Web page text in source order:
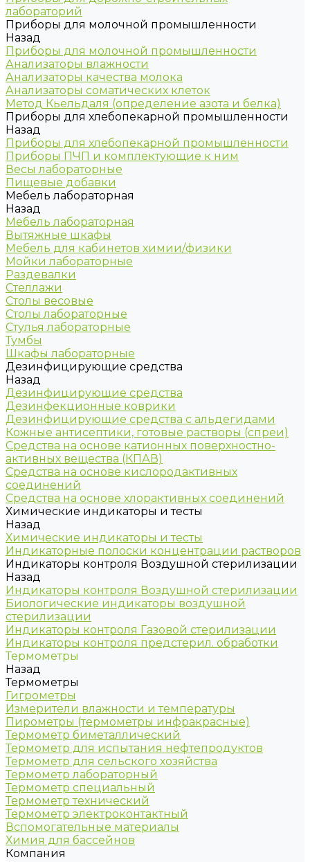
лабораторий
Приборы для молочной промышленности
Назад
Приборы для молочной промышленности
Анализаторы влажности
Анализаторы качества молока
Анализаторы соматических клеток
Метод Кьельдаля (определение азота и белка)
Приборы для хлебопекарной промышленности
Назад
Приборы для хлебопекарной промышленности
Приборы ПЧП и комплектующие к ним
Весы лабораторные
Пищевые добавки
Мебель лабораторная
Назад
Мебель лабораторная
Вытяжные шкафы
Мебель для кабинетов химии/физики
Мойки лабораторные
Раздевалки
Стеллажи
Столы весовые
Столы лабораторные
Стулья лабораторные
Тумбы
Шкафы лабораторные
Дезинфицирующие средства
Назад
Дезинфицирующие средства
Дезинфекционные коврики
Дезинфицирующие средства с альдегидами
Кожные антисептики, готовые растворы (спреи)
Средства на основе катионных поверхностно-
активных вещества (КПАВ)
Средства на основе кислородактивных
соединений
Средства на основе хлорактивных соединений
Химические индикаторы и тесты
Назад
Химические индикаторы и тесты
Индикаторные полоски концентрации растворов
Индикаторы контроля Воздушной стерилизации
Назад
Индикаторы контроля Воздушной стерилизации
Биологические индикаторы воздушной
стерилизации
Индикаторы контроля Газовой стерилизации
Индикаторы контроля предстерил. обработки
Термометры
Назад
Термометры
Гигрометры
Измерители влажности и температуры
Пирометры (термометры инфракрасные)
Термометр биметаллический
Термометр для испытания нефтепродуктов
Термометр для сельского хозяйства
Термометр лабораторный
Термометр специальный
Термометр технический
Термометр электроконтактный
Вспомогательные материалы
Химия для бассейнов
Компания